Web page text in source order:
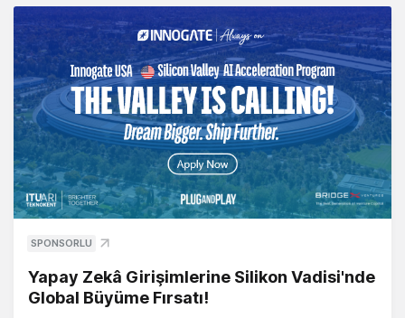
SPONSORLU
Yapay Zekâ Girişimlerine Silikon Vadisi'nde
Global Büyüme Fırsatı!